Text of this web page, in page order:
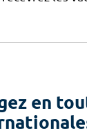
en